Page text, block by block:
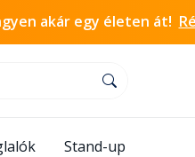
akár egy életen át!
Stand-up